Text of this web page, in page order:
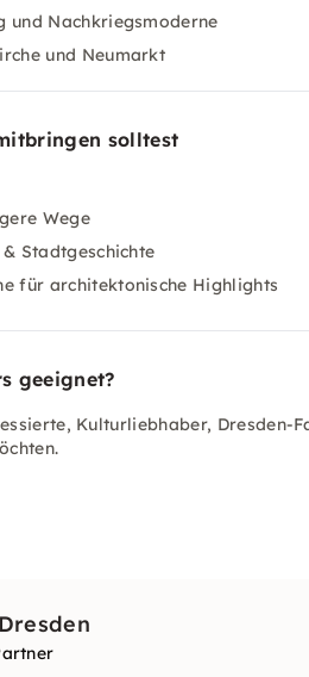
und Nachkriegsmoderne
und Neumarkt
solltest
Wege
Stadtgeschichte
für architektonische Highlights
geeignet?
Kulturliebhaber, Dresden-